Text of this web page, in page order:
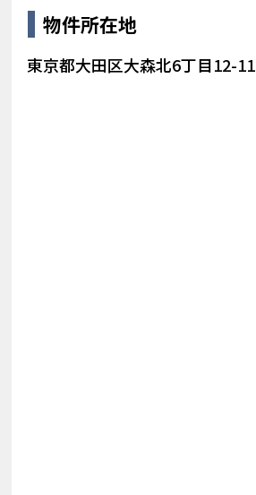
物件所在地
東京都大田区大森北6丁目12-11